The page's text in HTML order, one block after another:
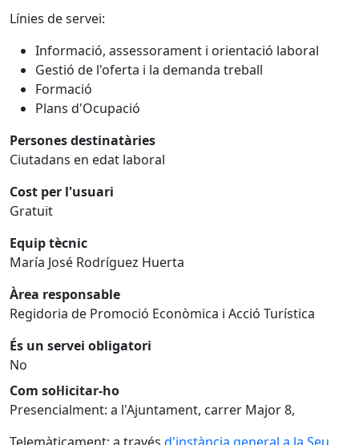
Línies de servei:
Informació, assessorament i orientació laboral
Gestió de l'oferta i la demanda treball
Formació
Plans d'Ocupació
Persones destinatàries
Ciutadans en edat laboral
Cost per l'usuari
Gratuït
Equip tècnic
María José Rodríguez Huerta
Àrea responsable
Regidoria de Promoció Econòmica i Acció Turística
És un servei obligatori
No
Com sol·licitar-ho
Presencialment: a l'Ajuntament, carrer Major 8,